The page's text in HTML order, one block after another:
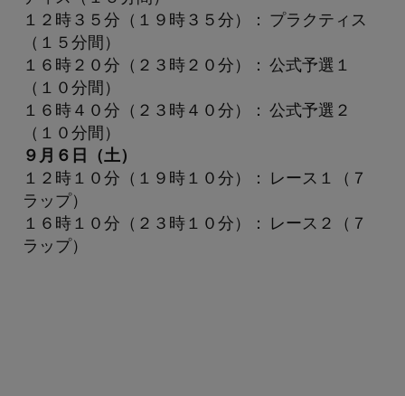
１２時３５分（１９時３５分）： プラクティス
（１５分間）
１６時２０分（２３時２０分）： 公式予選１
（１０分間）
１６時４０分（２３時４０分）： 公式予選２
（１０分間）
９月６日（土）
１２時１０分（１９時１０分）： レース１（７
ラップ）
１６時１０分（２３時１０分）： レース２（７
ラップ）